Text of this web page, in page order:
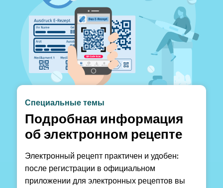
Специальные темы
Подробная информация
об электронном рецепте
Электронный рецепт практичен и удобен:
после регистрации в официальном
приложении для электронных рецептов вы